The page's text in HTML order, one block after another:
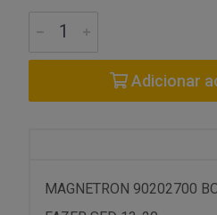
Adicionar
MAGNETRON 90202700